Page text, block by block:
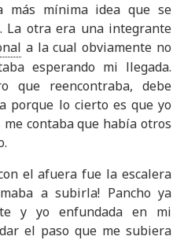
más mínima idea que se
La otra era una integrante
a la cual obviamente no
esperando mi llegada.
que reencontraba, debe
porque lo cierto es que yo
contaba que había otros
el afuera fue la escalera
a subirla! Pancho ya
y yo enfundada en mi
el paso que me subiera